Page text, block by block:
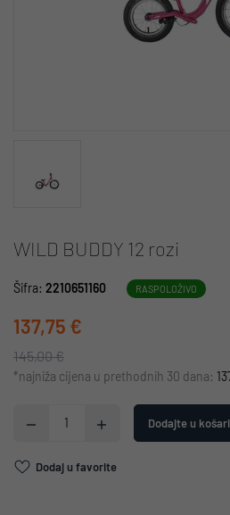
WILD BUDDY 12 rozi
Šifra: 2210651160 RASPOLOŽIVO
137,75 €
145,00 €
*najniža cijena u prethodnih 30 dana:
Dodajte u
Dodaj u favorite